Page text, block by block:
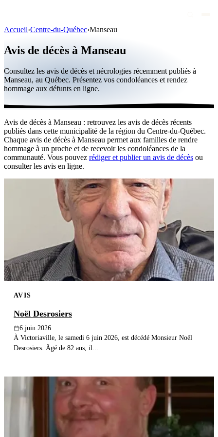
Personnalités publiques
Québec
Canada
International
Par région
Par ville
Maisons funéraires
Publier un avis
Recherche
Accueil›Centre-du-Québec›Manseau
Avis de décès à Manseau
Consultez les avis de décès et nécrologies récemment publiés à
Manseau, au Québec. Présentez vos condoléances et rendez
hommage aux défunts en ligne.
Avis de décès à Manseau : retrouvez les avis de décès récents
publiés dans cette municipalité de la région du Centre-du-Québec.
Chaque avis de décès à Manseau permet aux familles de rendre
hommage à un proche et de recevoir les condoléances de la
communauté. Vous pouvez rédiger et publier un avis de décès ou
consulter les avis en ligne.
AVIS
Noël Desrosiers
6 juin 2026
À Victoriaville, le samedi 6 juin 2026, est décédé Monsieur Noël
Desrosiers. Âgé de 82 ans, il...